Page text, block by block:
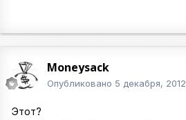
Moneysack
Опубликовано 5 декабря, 2012
Этот?